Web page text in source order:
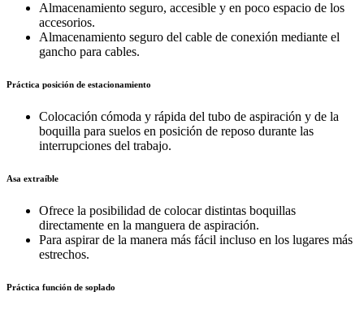
Almacenamiento seguro, accesible y en poco espacio de los
accesorios.
Almacenamiento seguro del cable de conexión mediante el
gancho para cables.
Práctica posición de estacionamiento
Colocación cómoda y rápida del tubo de aspiración y de la
boquilla para suelos en posición de reposo durante las
interrupciones del trabajo.
Asa extraíble
Ofrece la posibilidad de colocar distintas boquillas
directamente en la manguera de aspiración.
Para aspirar de la manera más fácil incluso en los lugares más
estrechos.
Práctica función de soplado